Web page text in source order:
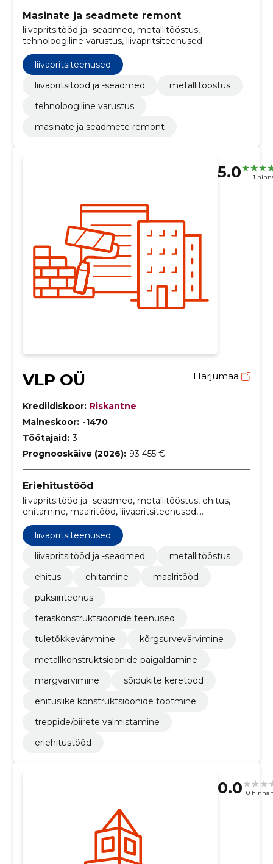
Masinate ja seadmete remont
liivapritsitööd ja -seadmed, metallitööstus,
tehnoloogiline varustus, liivapritsiteenused
liivapritsiteenused
liivapritsitööd ja -seadmed
metallitööstus
tehnoloogiline varustus
masinate ja seadmete remont
5.0 1
VLP OÜ Harjumaa
Krediidiskoor: Riskantne
Maineskoor: -1470
Töötajaid: 3
Prognooskäive (2026): 93 455 €
Eriehitustööd
liivapritsitööd ja -seadmed, metallitööstus, ehitus,
ehitamine, maalritööd, liivapritsiteenused,
puksiiriteenus, teraskonstruktsioonide teenused,
tuletõkkevärvmine, kõrgsurvevärvimine
liivapritsiteenused
liivapritsitööd ja -seadmed
metallitööstus
ehitus
ehitamine
maalritööd
puksiiriteenus
teraskonstruktsioonide teenused
tuletõkkevärvmine
kõrgsurvevärvimine
metallkonstruktsioonide paigaldamine
märgvärvimine
sõidukite keretööd
ehituslike konstruktsioonide tootmine
treppide/piirete valmistamine
eriehitustööd
0.0 0